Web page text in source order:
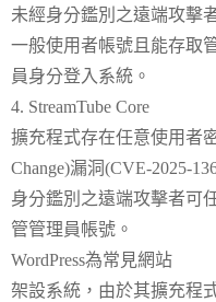
未經身分鑑別之遠端攻擊
一般使用者帳號且能存取
員身分登入系統。
4. StreamTube Core
擴充程式存在任意使用者
Change)漏洞(CVE-2025-
身分鑑別之遠端攻擊者可
管管理員帳號。
WordPress為常見網站
架設系統，由於其擴充程